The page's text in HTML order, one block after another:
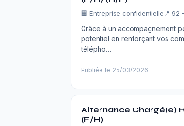
🏢 Entreprise confidentielle 📍 92
Grâce à un accompagnement
potentiel en renforçant vos
télépho…
Publiée le 25/03/2026
Alternance Chargé(e)
(F/H)